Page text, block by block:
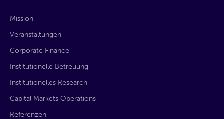
Mission
Veranstaltungen
Corporate Finance
Institutionelle Betreuung
Institutionelles Research
Capital Markets Operations
Referenzen